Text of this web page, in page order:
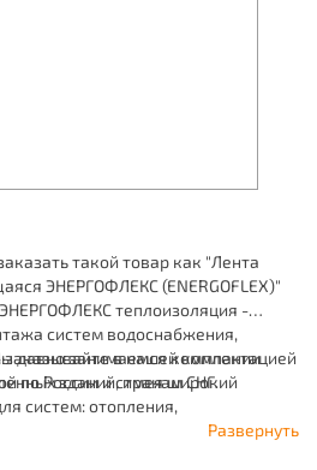
такой товар как "Лента
ЭНЕРГОФЛЕКС (ENERGOFLEX)"
теплоизоляция -
систем водоснабжения,
давно занимаемся комплектацией
зданий, имея широкий
систем: отопления,
заказывайте в нашей компании
по России и странам СНГ.
Развернуть